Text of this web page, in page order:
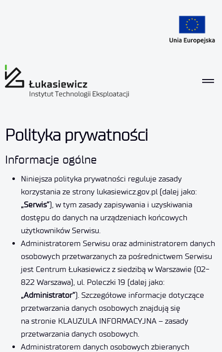
Polityka prywatności
Informacje ogólne
Niniejsza polityka prywatności reguluje zasady
korzystania ze strony lukasiewicz.gov.pl (dalej jako:
„Serwis”), w tym zasady zapisywania i uzyskiwania
dostępu do danych na urządzeniach końcowych
użytkowników Serwisu.
Administratorem Serwisu oraz administratorem danych
osobowych przetwarzanych za pośrednictwem Serwisu
jest Centrum Łukasiewicz z siedzibą w Warszawie (02-
822 Warszawa), ul. Poleczki 19 (dalej jako:
„Administrator”). Szczegółowe informacje dotyczące
przetwarzania danych osobowych znajdują się
na stronie KLAUZULA INFORMACYJNA – zasady
przetwarzania danych osobowych
Administratorem danych osobowych zbieranych